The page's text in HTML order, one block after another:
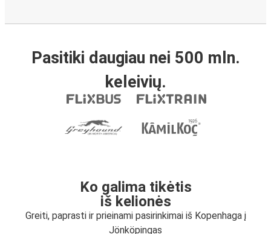
Pasitiki daugiau nei 500 mln.
keleivių.
Ko galima tikėtis
iš kelionės
Greiti, paprasti ir prieinami pasirinkimai iš Kopenhaga į
Jönköpingas